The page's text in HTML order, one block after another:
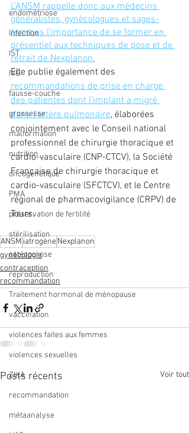
endométriose
Infection
IST
IVG
fausse-couche
grossesse
malformation
nutrition
oncogénétique
PMA
préservation de fertilité
stérilisation
ostéoporose
reproduction
Traitement hormonal de ménopause
vaccination
violences faites aux femmes
violences sexuelles
ZIKA
recommandation
métaanalyse
L'ANSM rappelle donc aux médecins
généralistes, gynécologues et sages-
femmes l’importance de se former en
présentiel aux techniques de pose et de
retrait de Nexplanon.
Elle publie également des
recommandations de prise en charge
des patientes dont l’implant a migré
dans l’artère pulmonaire, élaborées
conjointement avec le Conseil national
professionnel de chirurgie thoracique et
cardio-vasculaire (CNP-CTCV), la Société
Française de chirurgie thoracique et
cardio-vasculaire (SFCTCV), et le Centre
régional de pharmacovigilance (CRPV) de
Tours.
ANSM iatrogèneNexplanon
gynécologie
contraception
recommandation
Posts récents Voir tout